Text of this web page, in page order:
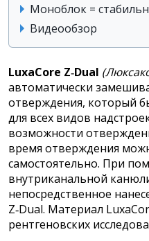
Моноблок =
Видеообзор
LuxaCore Z‑Dual
автоматически
отверждения, который
для всех видов
возможности
время отверждения
самостоятельно. При
внутриканальной
непосредственное
Z‑Dual. Материал
рентгеновских